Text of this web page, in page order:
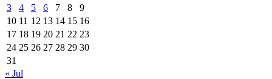
3
4 5 6 7 8
9
10 11 12 13 14 15 16
17 18 19 20 21 22 23
24 25 26 27 28 29 30
31
« Jul